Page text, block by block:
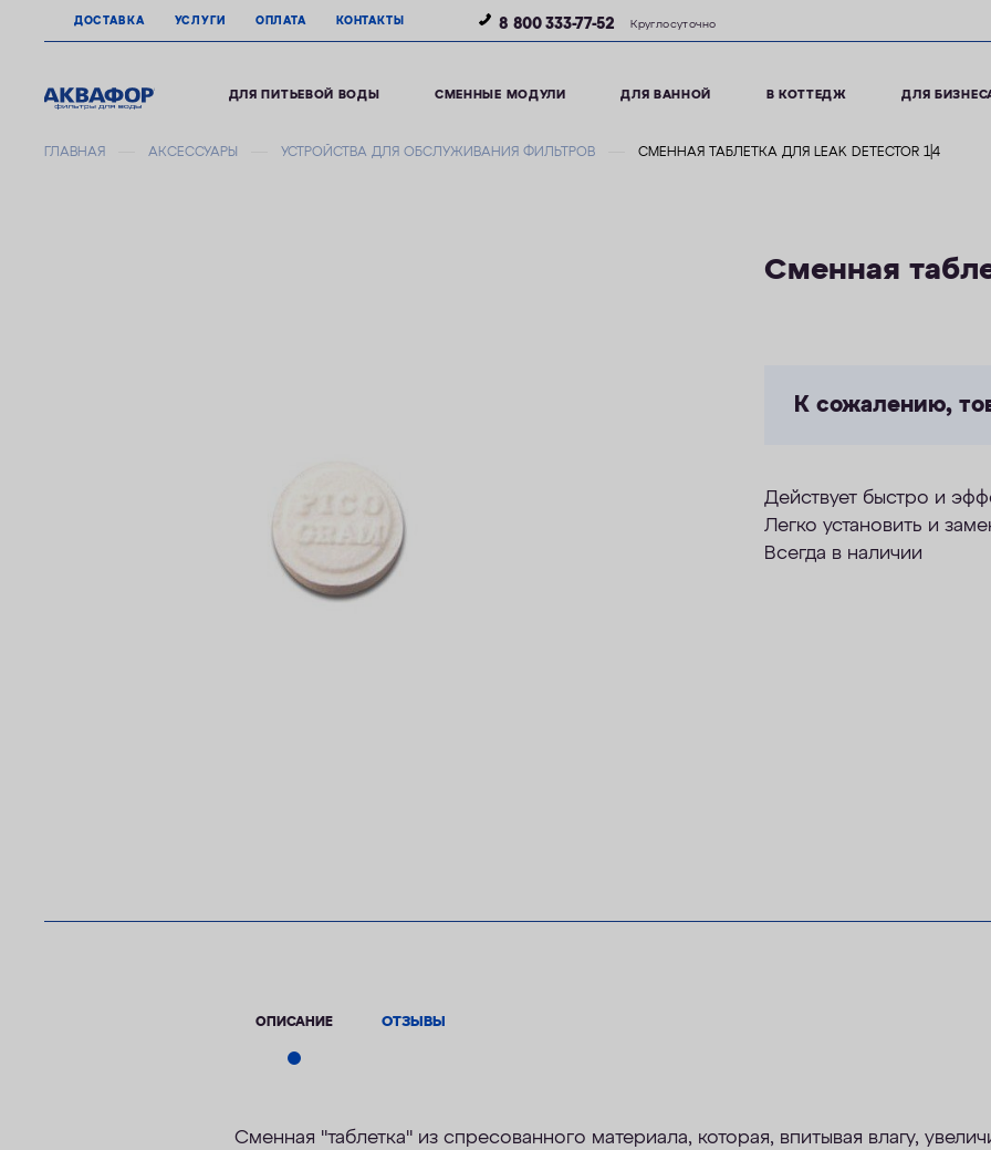
ДОСТАВКА УСЛУГИ ОПЛАТА КОНТАКТЫ 8 800 333-77-52 Круглосуточно
ДЛЯ ПИТЬЕВОЙ ВОДЫ СМЕННЫЕ МОДУЛИ ДЛЯ ВАННОЙ В КОТТЕДЖ ДЛЯ
ГЛАВНАЯ АКСЕССУАРЫ УСТРОЙСТВА ДЛЯ ОБСЛУЖИВАНИЯ ФИЛЬТРОВ СМЕННАЯ ТАБЛЕТКА ДЛЯ LEAK DETECTOR 1|4
Сменная
К сожалению,
Действует быстро и
Легко установить и
Всегда в наличии
ОПИСАНИЕ ОТЗЫВЫ
Сменная "таблетка" из спресованного материала, которая, впитывая влагу,